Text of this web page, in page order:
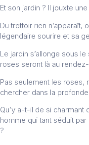
Et son jardin ? Il jouxte
Du trottoir rien
légendaire sourire et sa
Le jardin s’allonge sous
roses seront là au
Pas seulement les roses,
chercher dans la
Qu’y a-t-il de si charmant
homme qui tant séduit
?